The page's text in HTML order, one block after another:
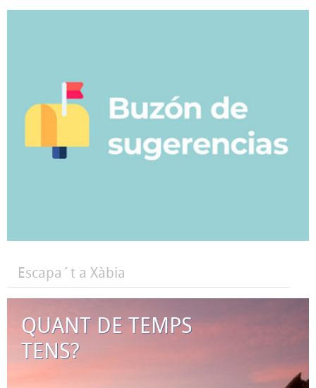
Escapa´t a Xàbia
QUANT DE TEMPS
TENS?